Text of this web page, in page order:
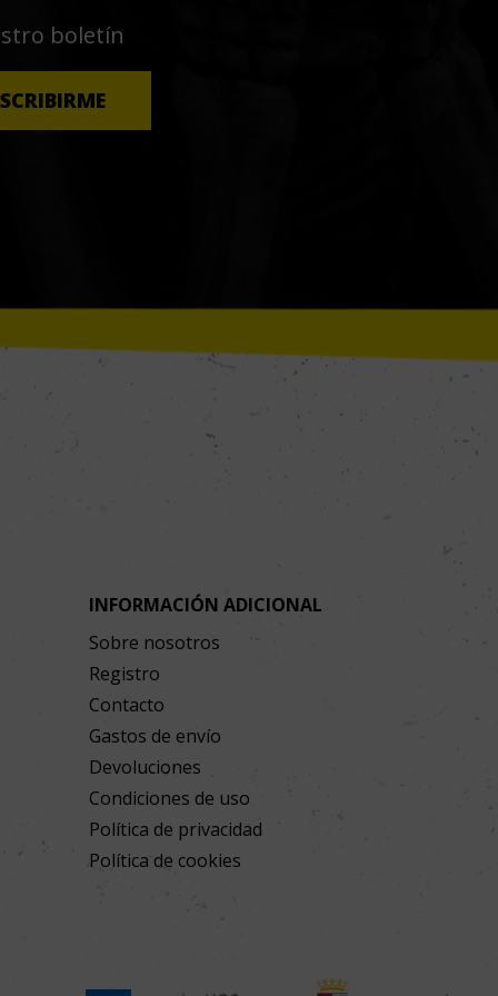
boletín
INFORMACIÓN ADICIONAL
Sobre nosotros
Registro
Contacto
Gastos de envío
Devoluciones
Condiciones de uso
Política de privacidad
Política de cookies